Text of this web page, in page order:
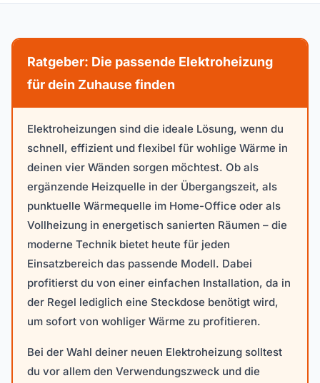
Ratgeber: Die passende Elektroheizung
für dein Zuhause finden
Elektroheizungen sind die ideale Lösung, wenn du
schnell, effizient und flexibel für wohlige Wärme in
deinen vier Wänden sorgen möchtest. Ob als
ergänzende Heizquelle in der Übergangszeit, als
punktuelle Wärmequelle im Home-Office oder als
Vollheizung in energetisch sanierten Räumen – die
moderne Technik bietet heute für jeden
Einsatzbereich das passende Modell. Dabei
profitierst du von einer einfachen Installation, da in
der Regel lediglich eine Steckdose benötigt wird,
um sofort von wohliger Wärme zu profitieren.
Bei der Wahl deiner neuen Elektroheizung solltest
du vor allem den Verwendungszweck und die